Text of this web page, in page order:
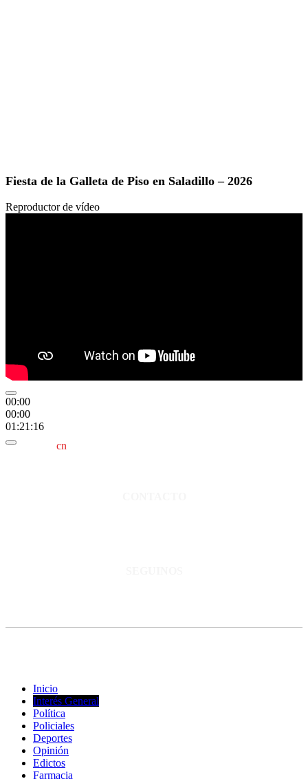
Fiesta de la Galleta de Piso en Saladillo – 2026
Reproductor de vídeo
00:00
00:00
01:21:16
cn
Inicio
Interés General
Política
Policiales
Deportes
Opinión
Edictos
Farmacia